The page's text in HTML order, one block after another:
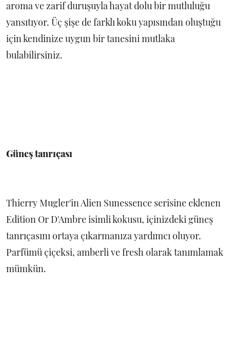
aroma ve zarif duruşuyla hayat dolu bir mutluluğu
yansıtıyor. Üç şişe de farklı koku yapısından oluştuğu
için kendinize uygun bir tanesini mutlaka
bulabilirsiniz.
Güneş tanrıçası
Thierry Mugler'in Alien Sunessence serisine eklenen
Edition Or D'Ambre isimli kokusu, içinizdeki güneş
tanrıçasını ortaya çıkarmanıza yardımcı oluyor.
Parfümü çiçeksi, amberli ve fresh olarak tanımlamak
mümkün.